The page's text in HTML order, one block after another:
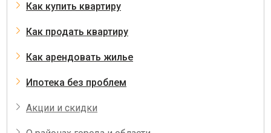
Как купить квартиру
Как продать квартиру
Как арендовать жилье
Ипотека без проблем
Акции и скидки